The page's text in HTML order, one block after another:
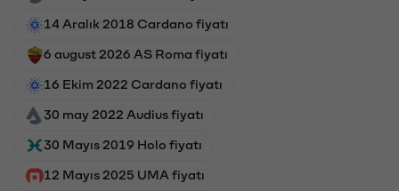
14 Aralık 2018 Cardano fiyatı
6 august 2026 AS Roma fiyatı
16 Ekim 2022 Cardano fiyatı
30 may 2022 Audius fiyatı
30 Mayıs 2019 Holo fiyatı
12 Mayıs 2025 UMA fiyatı